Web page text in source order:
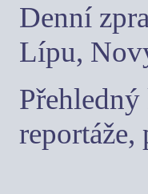
Denní
Lípu,
reportáže,